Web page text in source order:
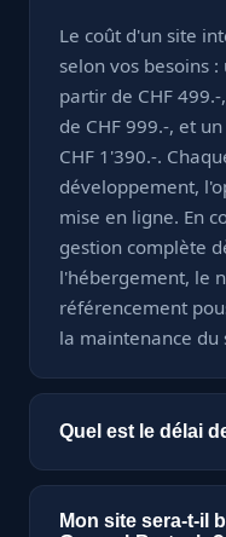
Le coût d'un site
selon vos besoins
partir de CHF
de CHF 999.-, et
CHF 1'390.-.
développement,
mise en ligne. En
gestion complète
l'hébergement, le
référencement
la maintenance du
Quel est le délai
Un site vitrine est
site e-commerce
Mon site sera-t-il